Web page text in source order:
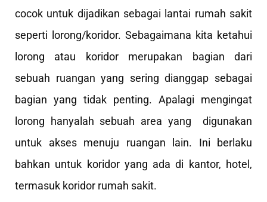
cocok untuk dijadikan sebagai lantai rumah sakit
seperti lorong/koridor. Sebagaimana kita ketahui
lorong atau koridor merupakan bagian dari
sebuah ruangan yang sering dianggap sebagai
bagian yang tidak penting. Apalagi mengingat
lorong hanyalah sebuah area yang digunakan
untuk akses menuju ruangan lain. Ini berlaku
bahkan untuk koridor yang ada di kantor, hotel,
termasuk koridor rumah sakit.